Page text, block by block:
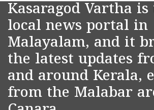
Kasaragod Vartha
local news portal in
Malayalam, and it
the latest updates
and around Kerala,
from the Malabar